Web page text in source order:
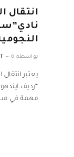
انتقال
بواسطة 6 سبتمبر، 2024
يعتبر
“رديف
مهمة في